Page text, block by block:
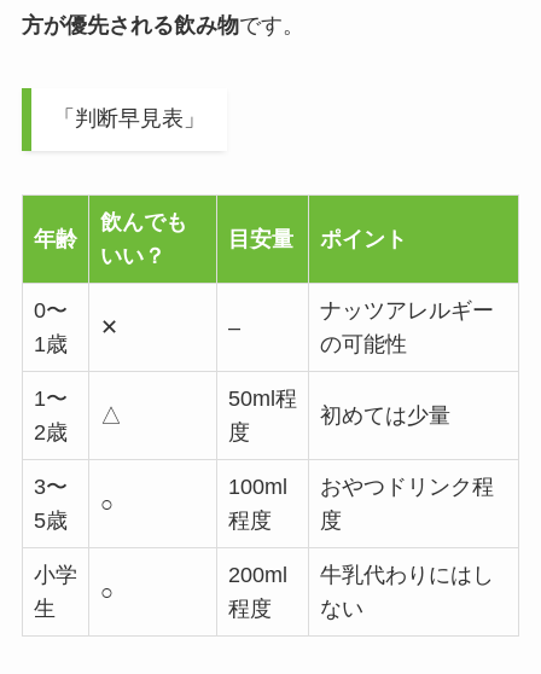
方が優先される飲み物です。
「判断早見表」
年齢
飲んでも
いい？
目安量 ポイント
0〜
1歳
✕ –
ナッツアレルギー
の可能性
1〜
2歳
△
50ml程
度
初めては少量
3〜
5歳
○
100ml
程度
おやつドリンク程
度
小学
生
○
200ml
程度
牛乳代わりにはし
ない